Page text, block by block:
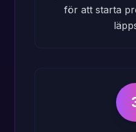
för att starta